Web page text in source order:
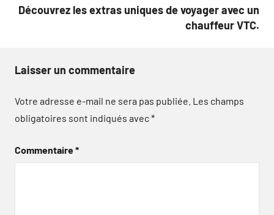
Découvrez les extras uniques de voyager avec un
chauffeur VTC.
Laisser un commentaire
Votre adresse e-mail ne sera pas publiée. Les champs
obligatoires sont indiqués avec*
Commentaire*